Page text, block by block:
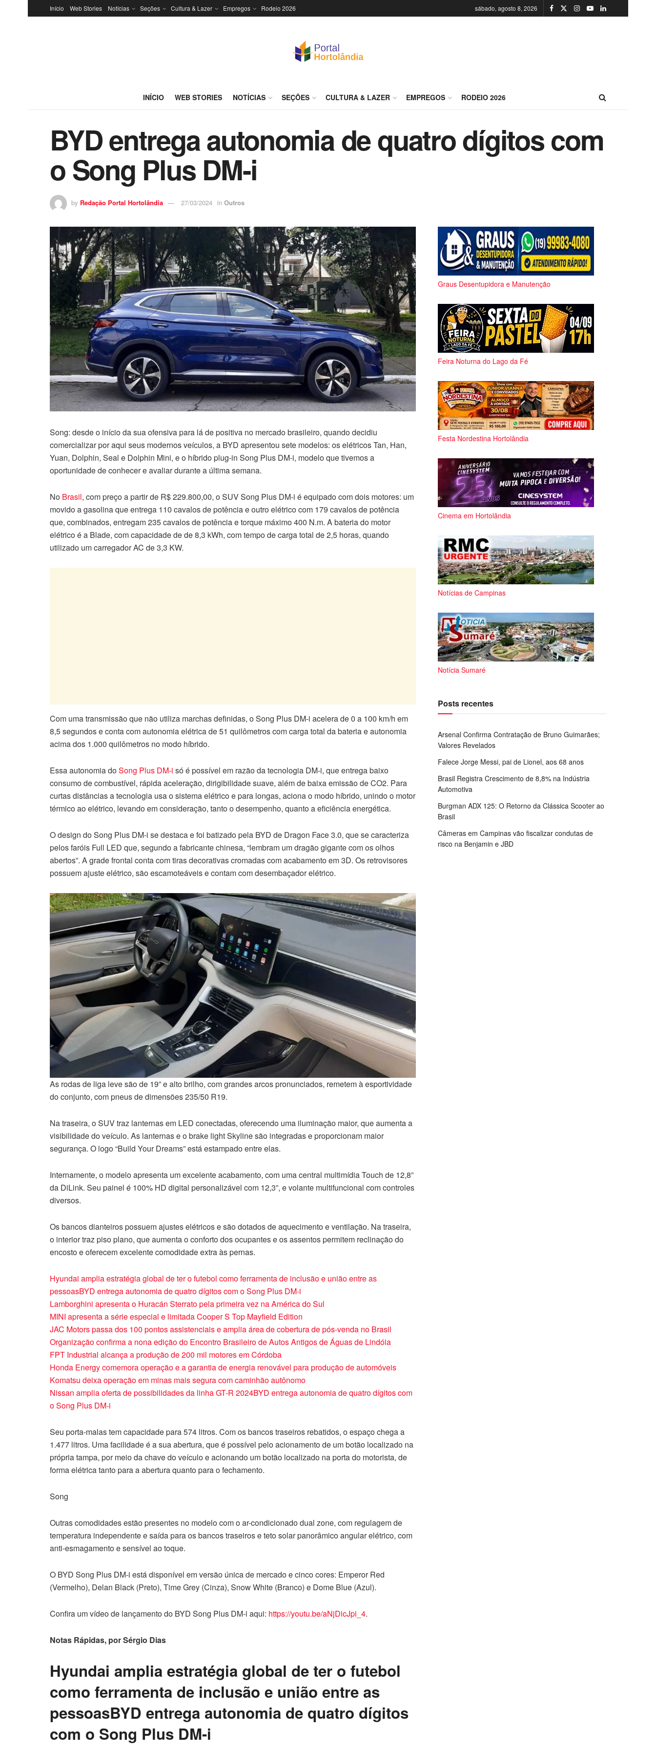
Início Web Stories Notícias Seções Cultura & Lazer Empregos Rodeio 2026 sábado, agosto 8, 2026
INÍCIO WEB STORIES NOTÍCIAS SEÇÕES CULTURA & LAZER EMPREGOS RODEIO 2026
BYD entrega autonomia de quatro dígitos com
o Song Plus DM-i
by Redação Portal Hortolândia 27/03/2024 in Outros
Song: desde o início da sua ofensiva para lá de positiva no mercado brasileiro, quando decidiu
comercializar por aqui seus modernos veículos, a BYD apresentou sete modelos: os elétricos Tan, Han,
Yuan, Dolphin, Seal e Dolphin Mini, e o híbrido plug-in Song Plus DM-i, modelo que tivemos a
oportunidade de conhecer e avaliar durante a última semana.
No Brasil, com preço a partir de R$ 229.800,00, o SUV Song Plus DM-i é equipado com dois motores: um
movido a gasolina que entrega 110 cavalos de potência e outro elétrico com 179 cavalos de potência
que, combinados, entregam 235 cavalos de potência e torque máximo 400 N.m. A bateria do motor
elétrico é a Blade, com capacidade de de 8,3 kWh, com tempo de carga total de 2,5 horas, quando
utilizado um carregador AC de 3,3 KW.
Com uma transmissão que não utiliza marchas definidas, o Song Plus DM-i acelera de 0 a 100 km/h em
8,5 segundos e conta com autonomia elétrica de 51 quilômetros com carga total da bateria e autonomia
acima dos 1.000 quilômetros no modo híbrido.
Essa autonomia doSong Plus DM-i só é possível em razão da tecnologia DM-i, que entrega baixo
consumo de combustível, rápida aceleração, dirigibilidade suave, além de baixa emissão de CO2. Para
curtas distâncias a tecnologia usa o sistema elétrico e para longas, aciona o modo híbrido, unindo o motor
térmico ao elétrico, levando em consideração, tanto o desempenho, quanto a eficiência energética.
O design do Song Plus DM-i se destaca e foi batizado pela BYD de Dragon Face 3.0, que se caracteriza
pelos faróis Full LED que, segundo a fabricante chinesa, “lembram um dragão gigante com os olhos
abertos”. A grade frontal conta com tiras decorativas cromadas com acabamento em 3D. Os retrovisores
possuem ajuste elétrico, são escamoteáveis e contam com desembaçador elétrico.
As rodas de liga leve são de 19” e alto brilho, com grandes arcos pronunciados, remetem à esportividade
do conjunto, com pneus de dimensões 235/50 R19.
Na traseira, o SUV traz lanternas em LED conectadas, oferecendo uma iluminação maior, que aumenta a
visibilidade do veículo. As lanternas e o brake light Skyline são integradas e proporcionam maior
segurança. O logo “Build Your Dreams” está estampado entre elas.
Internamente, o modelo apresenta um excelente acabamento, com uma central multimídia Touch de 12,8”
da DiLink. Seu painel é 100% HD digital personalizável com 12,3”, e volante multifuncional com controles
diversos.
Os bancos dianteiros possuem ajustes elétricos e são dotados de aquecimento e ventilação. Na traseira,
o interior traz piso plano, que aumenta o conforto dos ocupantes e os assentos permitem reclinação do
encosto e oferecem excelente comodidade extra às pernas.
Hyundai amplia estratégia global de ter o futebol como ferramenta de inclusão e união entre as
pessoasBYD entrega autonomia de quatro dígitos com o Song Plus DM-i
Lamborghini apresenta o Huracán Sterrato pela primeira vez na América do Sul
MINI apresenta a série especial e limitada Cooper S Top Mayfield Edition
JAC Motors passa dos 100 pontos assistenciais e amplia área de cobertura de pós-venda no Brasil
Organização confirma a nona edição do Encontro Brasileiro de Autos Antigos de Águas de Lindóia
FPT Industrial alcança a produção de 200 mil motores em Córdoba
Honda Energy comemora operação e a garantia de energia renovável para produção de automóveis
Komatsu deixa operação em minas mais segura com caminhão autônomo
Nissan amplia oferta de possibilidades da linha GT-R 2024BYD entrega autonomia de quatro dígitos com
o Song Plus DM-i
Seu porta-malas tem capacidade para 574 litros. Com os bancos traseiros rebatidos, o espaço chega a
1.477 litros. Uma facilidade é a sua abertura, que é possível pelo acionamento de um botão localizado na
própria tampa, por meio da chave do veículo e acionando um botão localizado na porta do motorista, de
forma elétrica tanto para a abertura quanto para o fechamento.
Song
Outras comodidades estão presentes no modelo com o ar-condicionado dual zone, com regulagem de
temperatura independente e saída para os bancos traseiros e teto solar panorâmico angular elétrico, com
anti-esmagamento e sensível ao toque.
O BYD Song Plus DM-i está disponível em versão única de mercado e cinco cores: Emperor Red
(Vermelho), Delan Black (Preto), Time Grey (Cinza), Snow White (Branco) e Dome Blue (Azul).
Confira um vídeo de lançamento do BYD Song Plus DM-i aqui: https://youtu.be/aNjDicJpi_4.
Notas Rápidas, por Sérgio Dias
Hyundai amplia estratégia global de ter o futebol
como ferramenta de inclusão e união entre as
pessoasBYD entrega autonomia de quatro dígitos
com o Song Plus DM-i
Graus Desentupidora e Manutenção
Feira Noturna do Lago da Fé
Festa Nordestina Hortolândia
Cinema em Hortolândia
Notícias de Campinas
Notícia Sumaré
Posts recentes
Arsenal Confirma Contratação de Bruno Guimarães;
Valores Revelados
Falece Jorge Messi, pai de Lionel, aos 68 anos
Brasil Registra Crescimento de 8,8% na Indústria
Automotiva
Burgman ADX 125: O Retorno da Clássica Scooter ao
Brasil
Câmeras em Campinas vão fiscalizar condutas de
risco na Benjamin e JBD